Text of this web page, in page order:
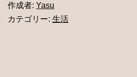
作成者: Yasu
カテゴリー: 生活